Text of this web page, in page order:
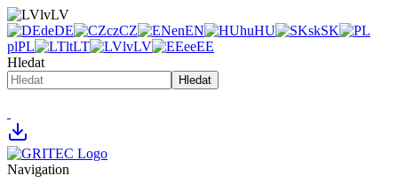
lvLV
deDE czCZ enEN huHU skSK
plPL ltLT lvLV eeEE
Hledat
Hledat
Navigation